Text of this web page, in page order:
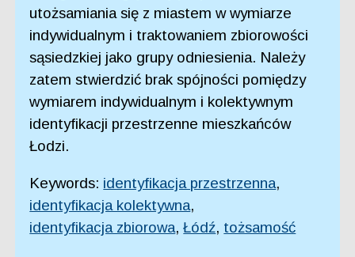
utożsamiania się z miastem w wymiarze
indywidualnym i traktowaniem zbiorowości
sąsiedzkiej jako grupy odniesienia. Należy
zatem stwierdzić brak spójności pomiędzy
wymiarem indywidualnym i kolektywnym
identyfikacji przestrzenne mieszkańców
Łodzi.
Keywords: identyfikacja przestrzenna,
identyfikacja kolektywna,
identyfikacja zbiorowa,Łódź, tożsamość